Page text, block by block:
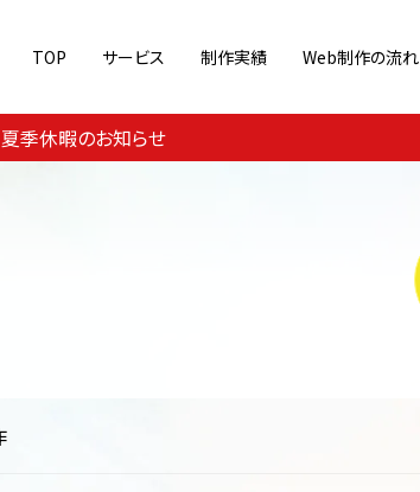
夏季休暇のお知らせ
TOP サービス
Web集客・運用支援
制作実績
ジャンル別に見る
Web制作の流れ